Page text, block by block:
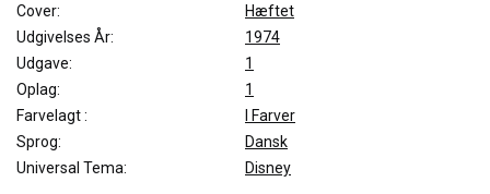
Cover:
Hæftet
Udgivelses År:
1974
Udgave:
1
Oplag:
1
Farvelagt :
I Farver
Sprog:
Dansk
Universal Tema:
Disney